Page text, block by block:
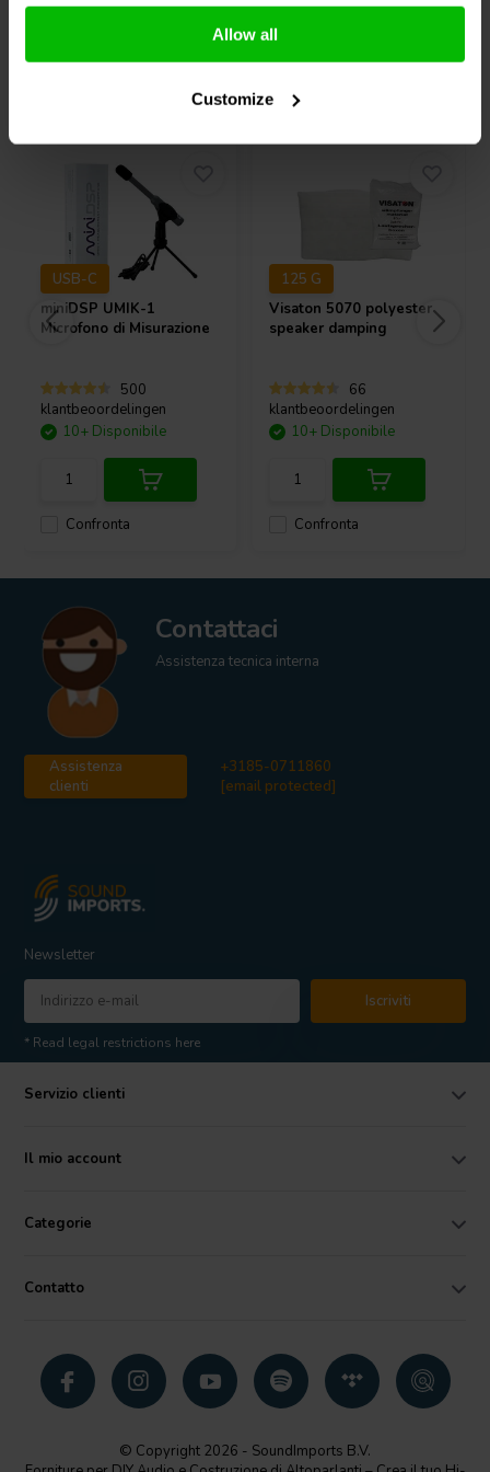
Allow all
Customize
condotto entro i limiti previsti per applicazioni PA.
USB-C
miniDSP UMIK-1
Microfono di Misurazione
500
klantbeoordelingen
Confronta
10+ Disponibile
125 G
Visaton 5070 polyester
speaker damping
66
klantbeoordelingen
Confronta
10+ Disponibile
Contattaci
Assistenza tecnica interna
Assistenza
clienti
+3185-0711860
[email protected]
Newsletter
Iscriviti
* Read legal restrictions here
Servizio clienti
Il mio account
Categorie
Contatto
© Copyright 2026 - SoundImports B.V.